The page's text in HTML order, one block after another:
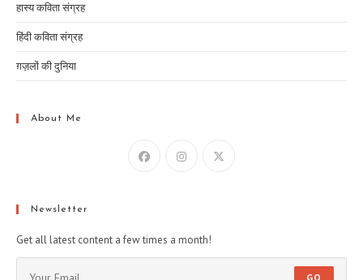
हास्य कविता संग्रह
हिंदी कविता संग्रह
ग़ज़लों की दुनिया
About Me
Newsletter
Get all latest content a few times a month!
GO